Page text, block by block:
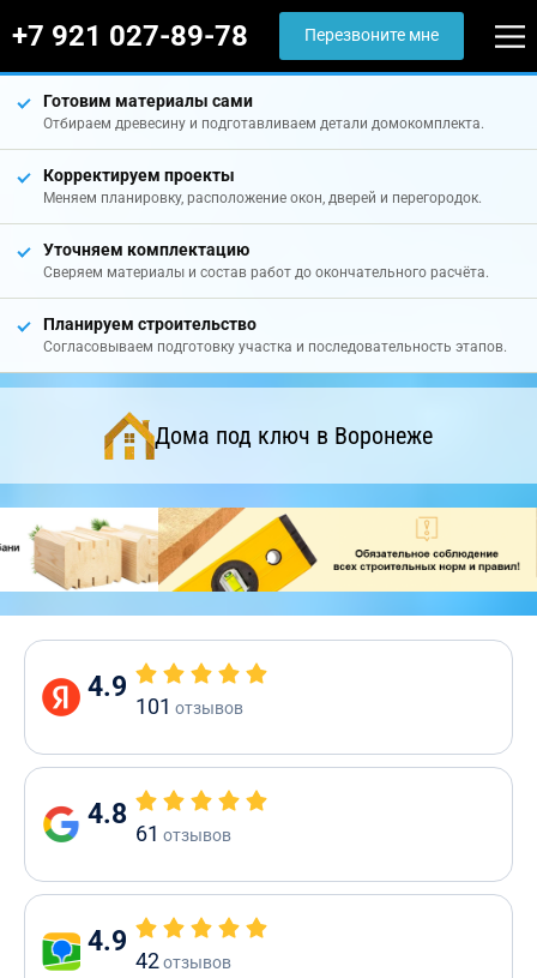
+7 921 027-89-78 Перезвоните мне
Готовим материалы сами
Отбираем древесину и подготавливаем детали домокомплекта.
Корректируем проекты
Меняем планировку, расположение окон, дверей и перегородок.
Уточняем комплектацию
Сверяем материалы и состав работ до окончательного расчёта.
Планируем строительство
Согласовываем подготовку участка и последовательность этапов.
Дома под ключ в Воронеже
4.9
101 отзывов
4.8
61 отзывов
4.9
42отзывов